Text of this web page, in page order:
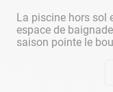
La piscine hors sol
espace de
saison pointe le